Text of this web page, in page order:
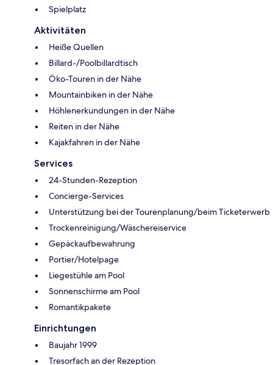
Spielplatz
Aktivitäten
Heiße Quellen
Billard-/Poolbillardtisch
Öko-Touren in der Nähe
Mountainbiken in der Nähe
Höhlenerkundungen in der Nähe
Reiten in der Nähe
Kajakfahren in der Nähe
Services
24-Stunden-Rezeption
Concierge-Services
Unterstützung bei der Tourenplanung/beim Ticketerwerb
Trockenreinigung/Wäschereiservice
Gepäckaufbewahrung
Portier/Hotelpage
Liegestühle am Pool
Sonnenschirme am Pool
Romantikpakete
Einrichtungen
Baujahr 1999
Tresorfach an der Rezeption